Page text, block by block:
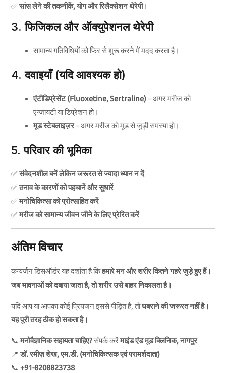
✅सांस लेने की तकनीकें, योग और रिलैक्सेशन थेरेपी।
3. फिजिकल और ऑक्युपेशनल थेरेपी
सामान्य गतिविधियों को फिर से शुरू करने में मदद करता है।
4. दवाइयाँ (यदि आवश्यक हो)
एंटीडिप्रेसेंट (Fluoxetine, Sertraline)– अगर मरीज को
एंग्जायटी या डिप्रेशन हो।
मूड स्टेबलाइज़र– अगर मरीज को मूड से जुड़ी समस्या हो।
5. परिवार की भूमिका
✅संवेदनशील बनें लेकिन जरूरत से ज्यादा ध्यान न दें
✅तनाव के कारणों को पहचानें और सुधारें
✅मनोचिकित्सा को प्रोत्साहित करें
✅मरीज को सामान्य जीवन जीने के लिए प्रेरित करें
अंतिम विचार
कन्वर्जन डिसऑर्डर यह दर्शाता है किहमारे मन और शरीर कितने गहरे जुड़े हुए हैं।
जब भावनाओं को दबाया जाता है, तो शरीर उसे बाहर निकालता है।
यदि आप या आपका कोई प्रियजन इससे पीड़ित है, तोघबराने की जरूरत नहीं है।
यह पूरी तरह ठीक हो सकता है।
📞मनोवैज्ञानिक सहायता चाहिए?संपर्क करेंमाइंड एंड मूड क्लिनिक, नागपुर
📍डॉ. रमीज़ शेख, एम.डी. (मनोचिकित्सक एवं परामर्शदाता)
📞+91-8208823738